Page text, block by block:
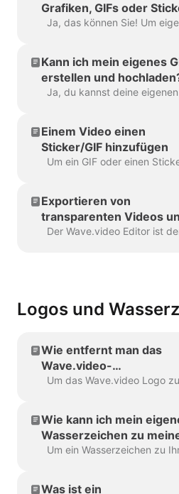
Grafiken, GIFs oder
in Wave.video
Kann ich mein eigenes
erstellen und
Einem Video einen
Sticker/GIF hinzufügen
Exportieren von
transparenten Videos
Gifs in Wave.video
Logos und
Wie entfernt man das
Wave.video-
Wasserzeichen?
Wie kann ich mein
Wasserzeichen zu
Videos hinzufügen?
Was ist ein